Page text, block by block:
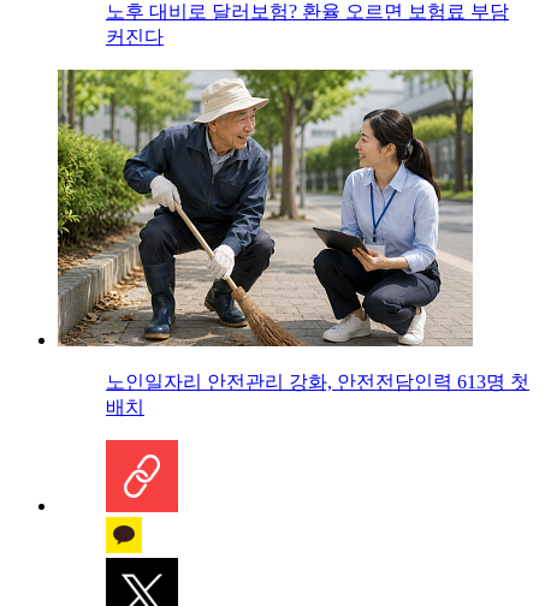
노후 대비로 달러보험? 환율 오르면 보험료 부담
커진다
노인일자리 안전관리 강화, 안전전담인력 613명 첫
배치